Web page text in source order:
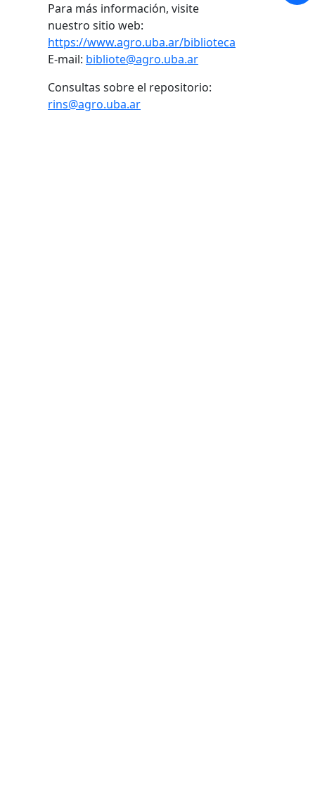
Para más información, visite
nuestro sitio web:
https://www.agro.uba.ar/biblioteca
E-mail: bibliote@agro.uba.ar
Consultas sobre el repositorio:
rins@agro.uba.ar